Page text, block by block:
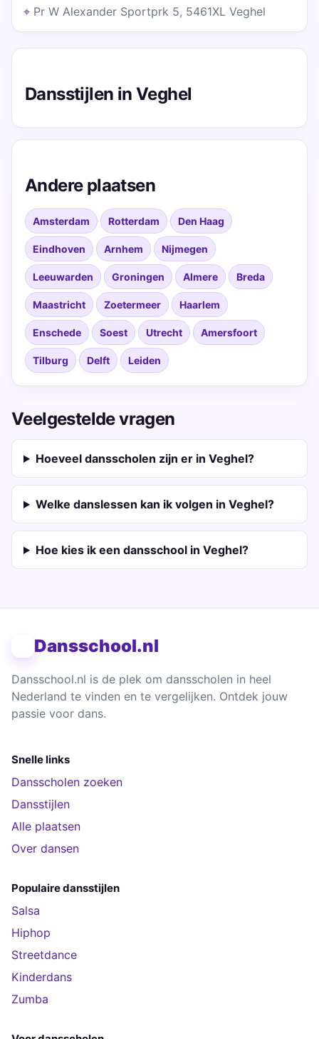
Pr W Alexander Sportprk 5, 5461XL Veghel
Dansstijlen in Veghel
Andere plaatsen
Amsterdam Rotterdam Den Haag
Eindhoven Arnhem Nijmegen
Leeuwarden Groningen Almere Breda
Maastricht Zoetermeer Haarlem
Enschede Soest Utrecht Amersfoort
Tilburg Delft Leiden
Veelgestelde vragen
Hoeveel dansscholen zijn er in Veghel?
Welke danslessen kan ik volgen in Veghel?
Hoe kies ik een dansschool in Veghel?
Dansschool.nl
Dansschool.nl is de plek om dansscholen in heel
Nederland te vinden en te vergelijken. Ontdek jouw
passie voor dans.
Snelle links
Dansscholen zoeken
Dansstijlen
Alle plaatsen
Over dansen
Populaire dansstijlen
Salsa
Hiphop
Streetdance
Kinderdans
Zumba